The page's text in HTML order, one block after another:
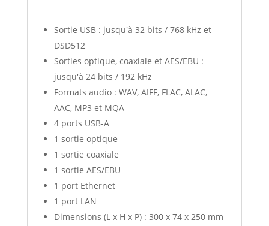
Sortie USB : jusqu'à 32 bits / 768 kHz et
DSD512
Sorties optique, coaxiale et AES/EBU :
jusqu'à 24 bits / 192 kHz
Formats audio : WAV, AIFF, FLAC, ALAC,
AAC, MP3 et MQA
4 ports USB-A
1 sortie optique
1 sortie coaxiale
1 sortie AES/EBU
1 port Ethernet
1 port LAN
Dimensions (L x H x P) : 300 x 74 x 250 mm